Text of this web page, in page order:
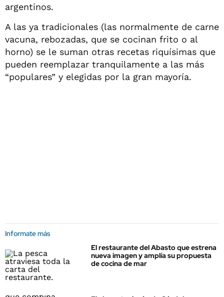
argentinos.
A las ya tradicionales (las normalmente de carne
vacuna, rebozadas, que se cocinan frito o al
horno) se le suman otras recetas riquísimas que
pueden reemplazar tranquilamente a las más
“populares” y elegidas por la gran mayoría.
Informate más
El restaurante del Abasto que estrena
nueva imagen y amplía su propuesta
de cocina de mar